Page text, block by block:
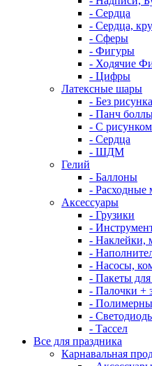
- Сердца
- Сердца,
- Сферы
- Фигуры
- Ходячие
- Цифры
Латексные шары
- Без рисунка
- Панч
- С рисунком
- Сердца
- ШДМ
Гелий
- Баллоны
- Расходные
Аксессуары
- Грузики
-
- Наклейки,
-
- Насосы,
- Пакеты для
- Палочки +
-
-
- Тассел
Все для праздника
Карнавальная